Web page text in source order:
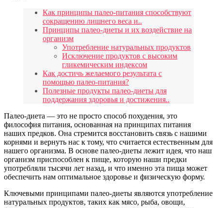
Как принципы палео-питания способствуют
сокращению лишнего веса и..
Принципы палео-диеты и их воздействие на
организм
Употребление натуральных продуктов
Исключение продуктов с высоким
гликемическим индексом
Как достичь желаемого результата с
помощью палео-питания?
Полезные продукты палео-диеты для
поддержания здоровья и достижения..
Палео-диета — это не просто способ похудения, это
философия питания, основанная на принципах питания
наших предков. Она стремится восстановить связь с нашими
корнями и вернуть нас к тому, что считается естественным для
нашего организма. В основе палео-диеты лежит идея, что наш
организм приспособлен к пище, которую наши предки
употребляли тысячи лет назад, и что именно эта пища может
обеспечить нам оптимальное здоровье и физическую форму.
Ключевыми принципами палео-диеты являются употребление
натуральных продуктов, таких как мясо, рыба, овощи,